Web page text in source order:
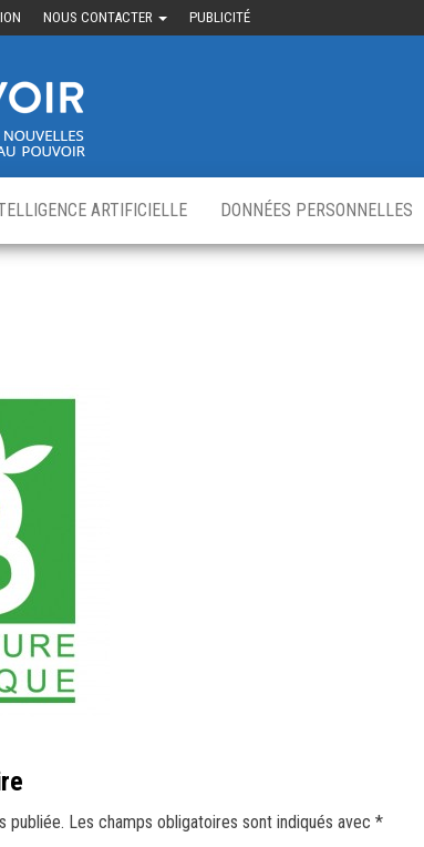
NOUS CONTACTER PUBLICITÉ
nouveau
ARTIFICIELLE DONNÉES PERSONNELLES
publiée. Les champs obligatoires sont indiqués avec *